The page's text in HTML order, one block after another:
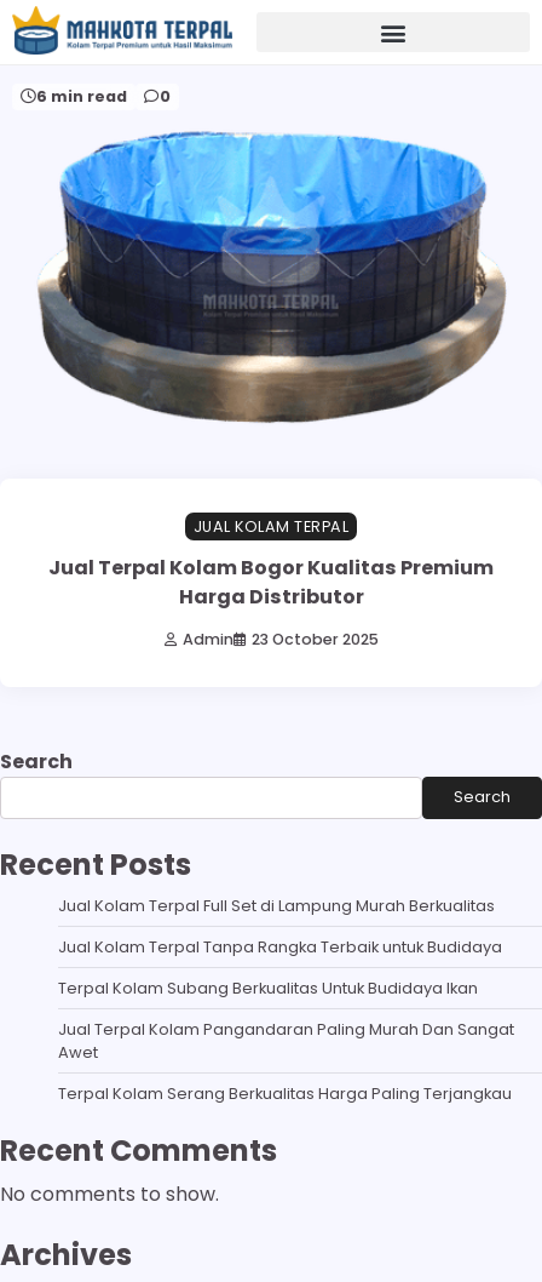
Home perlengkapan perikanan bogor
6 min read 0
JUAL KOLAM TERPAL
Jual Terpal Kolam Bogor Kualitas Premium
Harga Distributor
Admin 23 October 2025
Search
Search
Recent Posts
Jual Kolam Terpal Full Set di Lampung Murah Berkualitas
Jual Kolam Terpal Tanpa Rangka Terbaik untuk Budidaya
Terpal Kolam Subang Berkualitas Untuk Budidaya Ikan
Jual Terpal Kolam Pangandaran Paling Murah Dan Sangat
Awet
Terpal Kolam Serang Berkualitas Harga Paling Terjangkau
Recent Comments
No comments to show.
Archives